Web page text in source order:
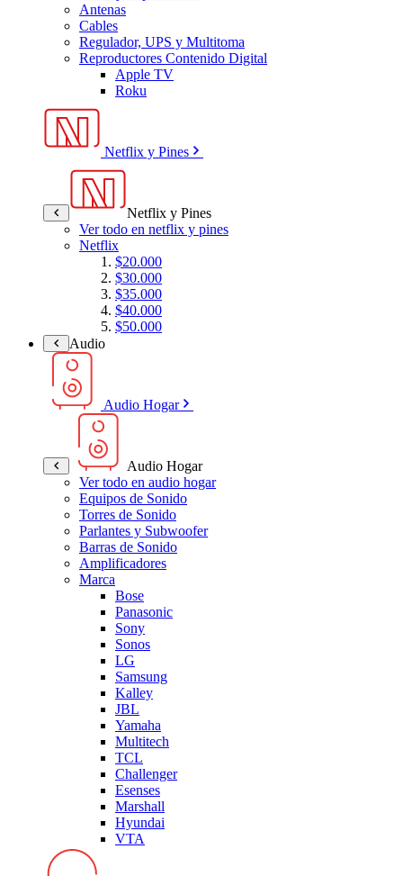
Antenas
Cables
Regulador, UPS y Multitoma
Reproductores Contenido Digital
Apple TV
Roku
Netflix y Pines
Netflix y Pines
Ver todo en netflix y pines
Netflix
$20.000
$30.000
$35.000
$40.000
$50.000
Audio
Audio Hogar
Audio Hogar
Ver todo en audio hogar
Equipos de Sonido
Torres de Sonido
Parlantes y Subwoofer
Barras de Sonido
Amplificadores
Marca
Bose
Panasonic
Sony
Sonos
LG
Samsung
Kalley
JBL
Yamaha
Multitech
TCL
Challenger
Esenses
Marshall
Hyundai
VTA